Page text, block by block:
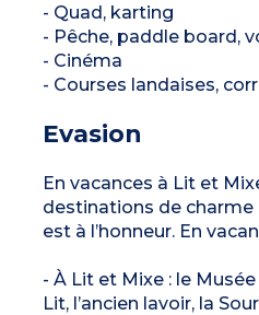
- Quad, karting
- Pêche, paddle board,
- Cinéma
- Courses landaises,
Evasion
En vacances à Lit et
destinations de charme
est à l’honneur. En
- À Lit et Mixe : le
Lit, l’ancien lavoir, la